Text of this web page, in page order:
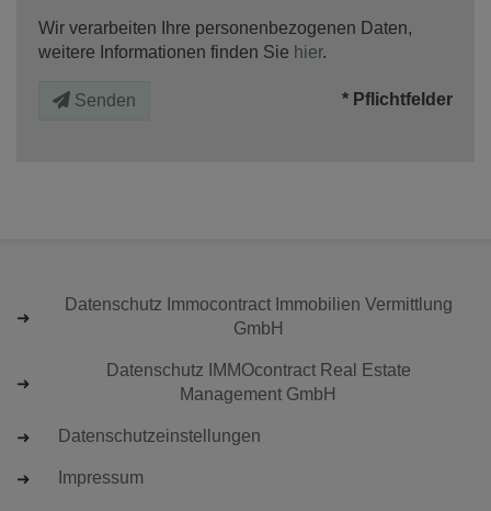
Wir verarbeiten Ihre personenbezogenen Daten,
weitere Informationen finden Sie hier.
Senden * Pflichtfelder
Datenschutz Immocontract Immobilien Vermittlung
GmbH
Datenschutz IMMOcontract Real Estate
Management GmbH
Datenschutzeinstellungen
Impressum